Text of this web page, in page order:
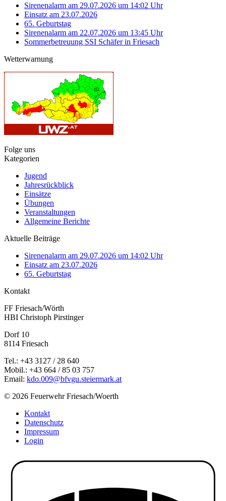
Sirenenalarm am 29.07.2026 um 14:02 Uhr
Einsatz am 23.07.2026
65. Geburtstag
Sirenenalarm am 22.07.2026 um 13:45 Uhr
Sommerbetreuung SSI Schäfer in Friesach
Wetterwarnung
Folge uns
Kategorien
Jugend
Jahresrückblick
Einsätze
Übungen
Veranstaltungen
Allgemeine Berichte
Aktuelle Beiträge
Sirenenalarm am 29.07.2026 um 14:02 Uhr
Einsatz am 23.07.2026
65. Geburtstag
Kontakt
FF Friesach/Wörth
HBI Christoph Pirstinger
Dorf 10
8114 Friesach
Tel.: +43 3127 / 28 640
Mobil.: +43 664 / 85 03 757
Email: kdo.009@bfvgu.steiermark.at
© 2026 Feuerwehr Friesach/Woerth
Kontakt
Datenschutz
Impressum
Login